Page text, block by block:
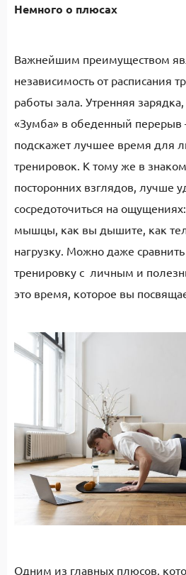
Немного о плюсах
Важнейшим преимуществом
независимость от расписания
работы зала. Утренняя
«Зумба» в обеденный
подскажет лучшее время для
тренировок. К тому же в
посторонних взглядов, лучше
сосредоточиться на
мышцы, как вы дышите, как
нагрузку. Можно даже
тренировку с личным и
это время, которое вы
Одним из главных плюсов,